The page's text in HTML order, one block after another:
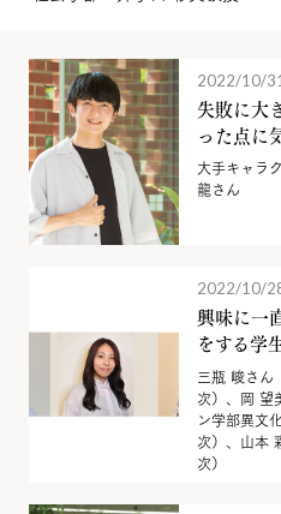
2022/10/
失敗に大
った点に
大手キャラ
龍さん
2022/10/
興味に一
をする学
三瓶 峻さん
次）、岡 望
ン学部異文
次）、山本
次）